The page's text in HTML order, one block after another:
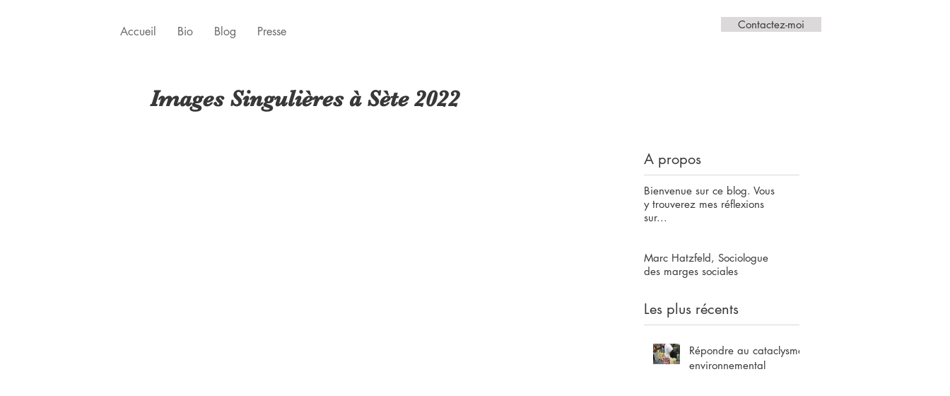
Accueil Bio Blog Presse Contactez-moi
Images Singulières à Sète 2022
A propos
Bienvenue sur ce blog. Vous
y trouverez mes réflexions
sur...
Marc Hatzfeld, Sociologue
des marges sociales
Les plus récents
Répondre au cataclysme
environnemental